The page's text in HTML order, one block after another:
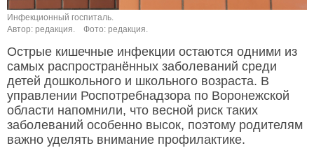
Инфекционный госпиталь.
Автор: редакция.
Фото: редакция.
Острые кишечные инфекции остаются одними из
самых распространённых заболеваний среди
детей дошкольного и школьного возраста. В
управлении Роспотребнадзора по Воронежской
области напомнили, что весной риск таких
заболеваний особенно высок, поэтому родителям
важно уделять внимание профилактике.